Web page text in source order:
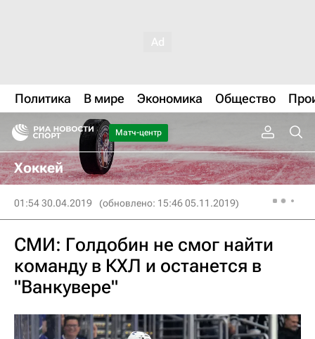
Политика В мире Экономика Общество
Матч-центр
Хоккей
01:54 30.04.2019 (обновлено: 15:46 05.11.2019)
СМИ: Голдобин не смог найти
команду в КХЛ и останется в
"Ванкувере"